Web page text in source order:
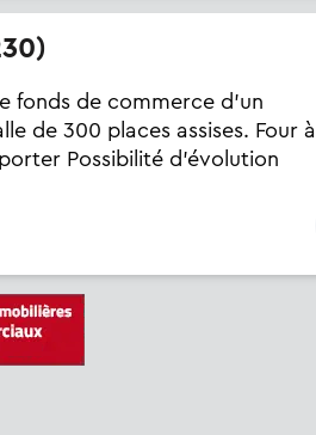
fonds de commerce d'un
de 300 places assises. Four à
Possibilité d'évolution